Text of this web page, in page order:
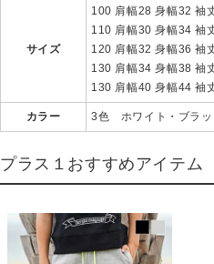
サイズ
100 肩幅28 身幅32 袖
110 肩幅30 身幅34 袖
120 肩幅32 身幅36 袖
130 肩幅34 身幅38 袖
130 肩幅40 身幅44 袖
カラー 3色 ホワイト・ブラッ
プラス１おすすめアイテム